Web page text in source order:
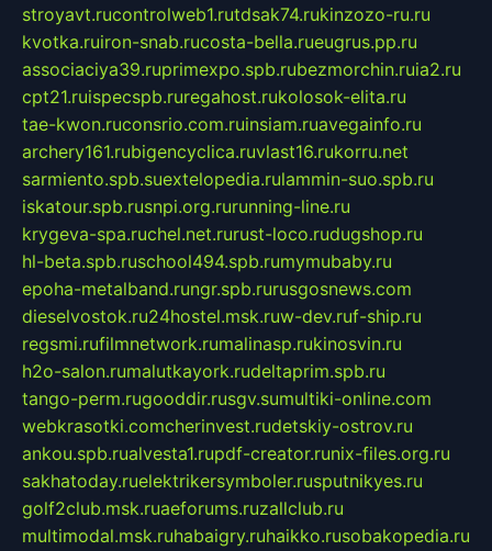
stroyavt.rucontrolweb1.rutdsak74.rukinzozo-ru.ru
kvotka.ruiron-snab.rucosta-bella.rueugrus.pp.ru
associaciya39.ruprimexpo.spb.rubezmorchin.ruia2.ru
cpt21.ruispecspb.ruregahost.rukolosok-elita.ru
tae-kwon.ruconsrio.com.ruinsiam.ruavegainfo.ru
archery161.rubigencyclica.ruvlast16.rukorru.net
sarmiento.spb.suextelopedia.rulammin-suo.spb.ru
iskatour.spb.rusnpi.org.rurunning-line.ru
krygeva-spa.ruchel.net.rurust-loco.rudugshop.ru
hl-beta.spb.ruschool494.spb.rumymubaby.ru
epoha-metalband.rungr.spb.rurusgosnews.com
dieselvostok.ru24hostel.msk.ruw-dev.ruf-ship.ru
regsmi.rufilmnetwork.rumalinasp.rukinosvin.ru
h2o-salon.rumalutkayork.rudeltaprim.spb.ru
tango-perm.rugooddir.rusgv.sumultiki-online.com
webkrasotki.comcherinvest.rudetskiy-ostrov.ru
ankou.spb.rualvesta1.rupdf-creator.runix-files.org.ru
sakhatoday.ruelektrikersymboler.rusputnikyes.ru
golf2club.msk.ruaeforums.ruzallclub.ru
multimodal.msk.ruhabaigry.ruhaikko.rusobakopedia.ru